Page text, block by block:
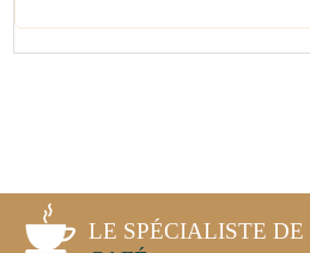
LE SPÉCIALISTE DE